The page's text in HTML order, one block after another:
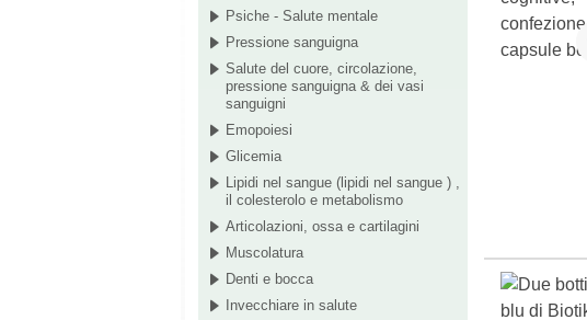
Psiche - Salute mentale
Pressione sanguigna
Salute del cuore, circolazione,
pressione sanguigna & dei vasi
sanguigni
Emopoiesi
Glicemia
Lipidi nel sangue (lipidi nel sangue ) ,
il colesterolo e metabolismo
Articolazioni, ossa e cartilagini
Muscolatura
Denti e bocca
Invecchiare in salute